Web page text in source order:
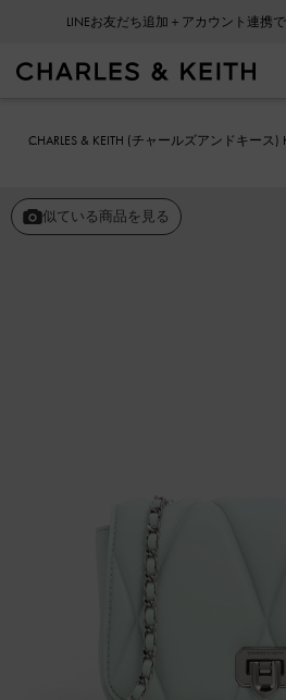
会員登録＋ニュースレター登録で
CHARLES & KEITH (チャールズアンドキース)
似ている商品を見る